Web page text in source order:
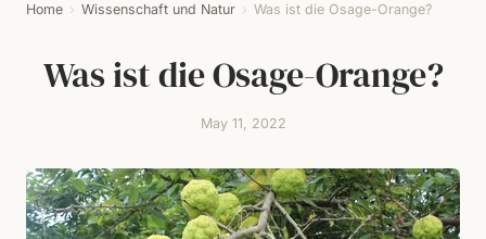
Home › Wissenschaft und Natur › Was ist die Osage-Orange?
Was ist die Osage-Orange?
May 11, 2022